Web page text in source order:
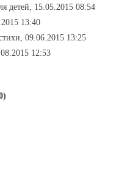
детей, 15.05.2015 08:54
13:40
09.06.2015 13:25
12:53